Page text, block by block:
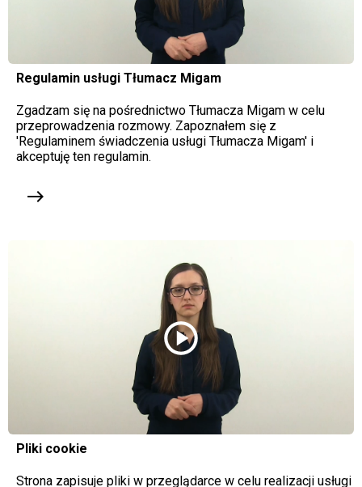
Regulamin usługi Tłumacz Migam
Zgadzam się na pośrednictwo Tłumacza Migam w celu
przeprowadzenia rozmowy. Zapoznałem się z
'Regulaminem świadczenia usługi Tłumacza Migam' i
akceptuję ten regulamin.
east
play_circle
Pliki cookie
Strona zapisuje pliki w przeglądarce w celu realizacji usługi